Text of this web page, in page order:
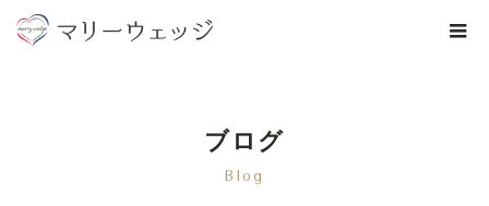
ブログ
Blog